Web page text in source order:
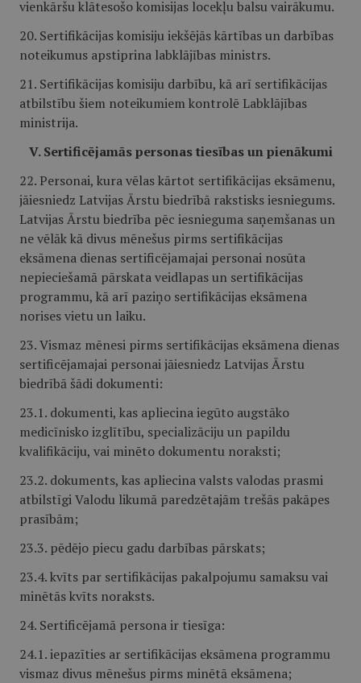
vienkāršu klātesošo komisijas locekļu balsu vairākumu.
20. Sertifikācijas komisiju iekšējās kārtības un darbības
noteikumus apstiprina labklājības ministrs.
21. Sertifikācijas komisiju darbību, kā arī sertifikācijas
atbilstību šiem noteikumiem kontrolē Labklājības
ministrija.
V. Sertificējamās personas tiesības un pienākumi
22. Personai, kura vēlas kārtot sertifikācijas eksāmenu,
jāiesniedz Latvijas Ārstu biedrībā rakstisks iesniegums.
Latvijas Ārstu biedrība pēc iesnieguma saņemšanas un
ne vēlāk kā divus mēnešus pirms sertifikācijas
eksāmena dienas sertificējamajai personai nosūta
nepieciešamā pārskata veidlapas un sertifikācijas
programmu, kā arī paziņo sertifikācijas eksāmena
norises vietu un laiku.
23. Vismaz mēnesi pirms sertifikācijas eksāmena dienas
sertificējamajai personai jāiesniedz Latvijas Ārstu
biedrībā šādi dokumenti:
23.1. dokumenti, kas apliecina iegūto augstāko
medicīnisko izglītību, specializāciju un papildu
kvalifikāciju, vai minēto dokumentu noraksti;
23.2. dokuments, kas apliecina valsts valodas prasmi
atbilstīgi Valodu likumā paredzētajām trešās pakāpes
prasībām;
23.3. pēdējo piecu gadu darbības pārskats;
23.4. kvīts par sertifikācijas pakalpojumu samaksu vai
minētās kvīts noraksts.
24. Sertificējamā persona ir tiesīga:
24.1. iepazīties ar sertifikācijas eksāmena programmu
vismaz divus mēnešus pirms minētā eksāmena;